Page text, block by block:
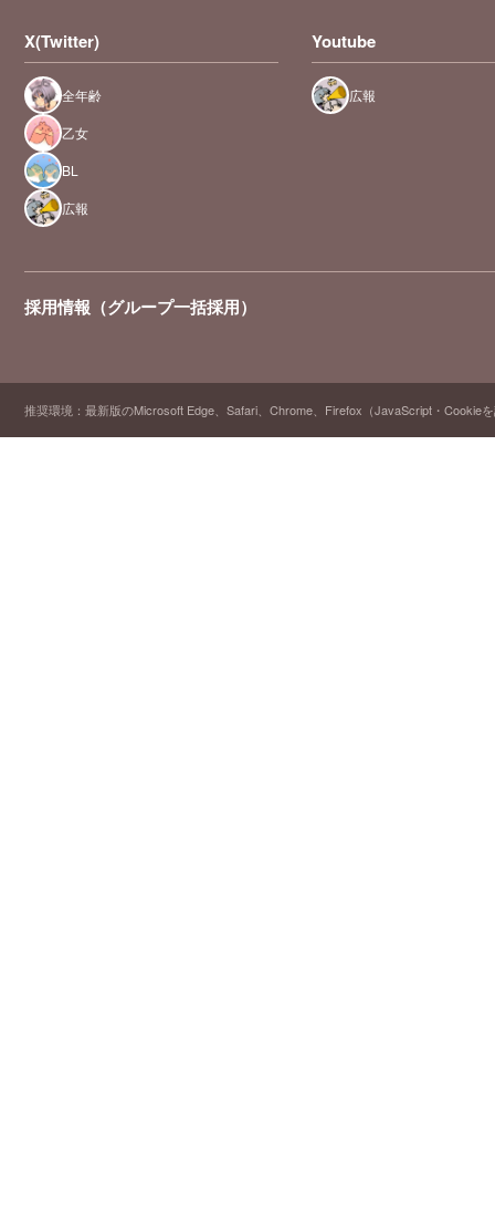
X(Twitter)
全年齢
乙女
BL
広報
Youtube
広報
採用情報（グループ一括採用）
推奨環境：最新版のMicrosoft Edge、Safari、Chrome、Firefox（JavaScript・Cookie